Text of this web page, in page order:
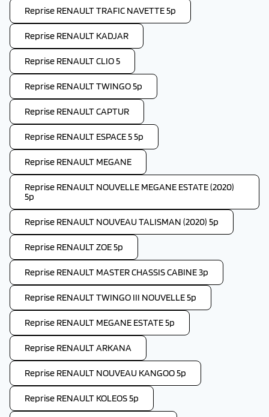
Reprise RENAULT TRAFIC NAVETTE 5p
Reprise RENAULT KADJAR
Reprise RENAULT CLIO 5
Reprise RENAULT TWINGO 5p
Reprise RENAULT CAPTUR
Reprise RENAULT ESPACE 5 5p
Reprise RENAULT MEGANE
Reprise RENAULT NOUVELLE MEGANE ESTATE (2020)
5p
Reprise RENAULT NOUVEAU TALISMAN (2020) 5p
Reprise RENAULT ZOE 5p
Reprise RENAULT MASTER CHASSIS CABINE 3p
Reprise RENAULT TWINGO III NOUVELLE 5p
Reprise RENAULT MEGANE ESTATE 5p
Reprise RENAULT ARKANA
Reprise RENAULT NOUVEAU KANGOO 5p
Reprise RENAULT KOLEOS 5p